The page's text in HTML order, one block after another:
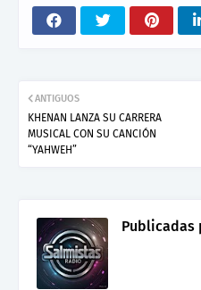
ANTIGUOS
KHENAN LANZA SU CARRERA
MUSICAL CON SU CANCIÓN
“YAHWEH”
Publicadas